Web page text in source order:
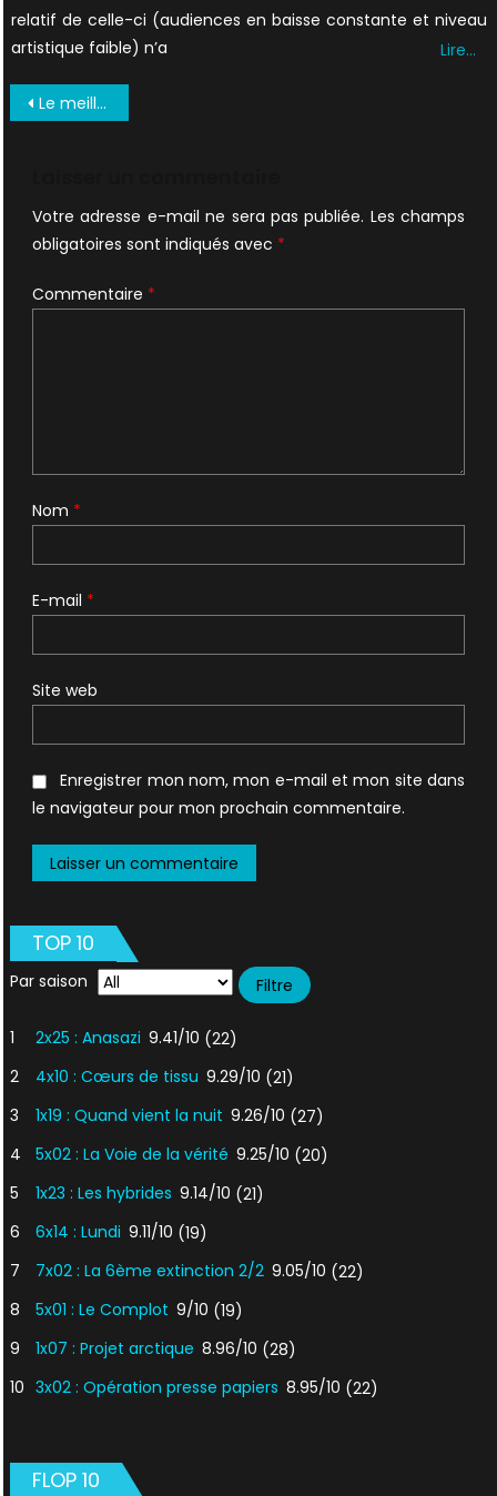
relatif de celle-ci (audiences en baisse constante et niveau
artistique faible) n’a
Lire…
Navigation
Le meilleur Mulder que l’on trouvera cette année
Votre adresse e-mail ne sera pas publiée. Les champs
obligatoires sont indiqués avec *
Commentaire *
Nom *
E-mail *
Site web
Enregistrer mon nom, mon e-mail et mon site dans
le navigateur pour mon prochain commentaire.
TOP 10
Par saison
1 2x25 : Anasazi 9.41/10 (22)
2
4x10 : Cœurs de tissu 9.29/10 (21)
3
1x19 : Quand vient la nuit 9.26/10 (27)
4
5x02 : La Voie de la vérité 9.25/10 (20)
5
1x23 : Les hybrides 9.14/10 (21)
6
6x14 : Lundi 9.11/10 (19)
7
7x02 : La 6ème extinction 2/2 9.05/10 (22)
8
5x01 : Le Complot 9/10 (19)
9
1x07 : Projet arctique 8.96/10 (28)
10 3x02 : Opération presse papiers 8.95/10 (22)
FLOP 10